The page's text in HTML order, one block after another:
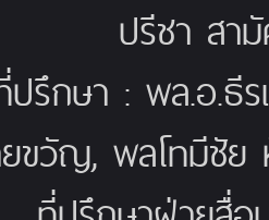
ปรีชา สา
รึกษา : พล.อ.ธี
ขวัญ, พลโทมีชั